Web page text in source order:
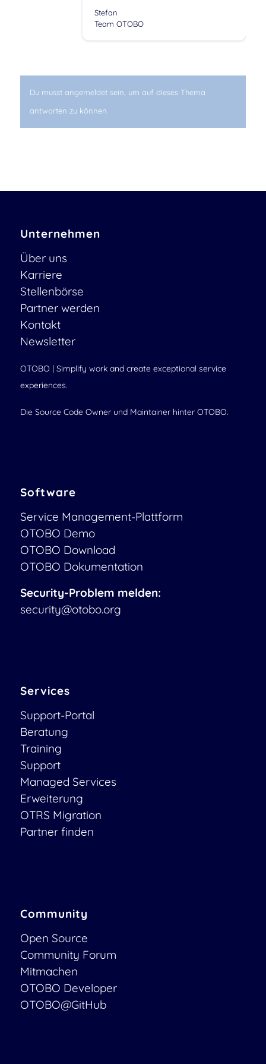
Stefan
Team OTOBO
Du musst angemeldet sein, um auf dieses Thema
antworten zu können.
Unternehmen
Über uns
Karriere
Stellenbörse
Partner werden
Kontakt
Newsletter
OTOBO | Simplify work and create exceptional service
experiences.
Die Source Code Owner und Maintainer hinter OTOBO.
Software
Service Management-Plattform
OTOBO Demo
OTOBO Download
OTOBO Dokumentation
Security-Problem melden:
security@otobo.org
Services
Support-Portal
Beratung
Training
Support
Managed Services
Erweiterung
OTRS Migration
Partner finden
Community
Open Source
Community Forum
Mitmachen
OTOBO Developer
OTOBO@GitHub